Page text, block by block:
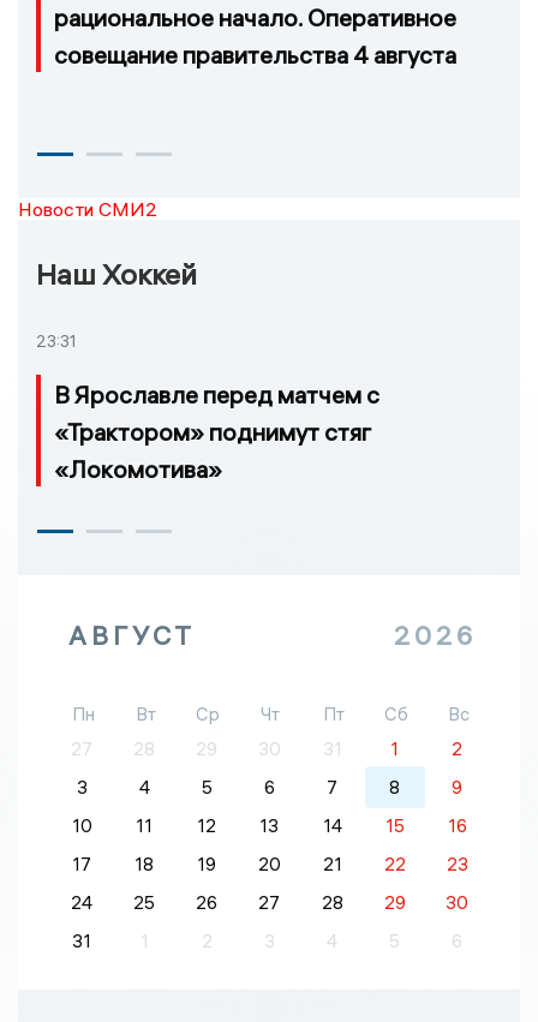
рациональное начало. Оперативное
совещание правительства 4 августа
Новости СМИ2
Наш Хоккей
23:31
В Ярославле перед матчем с
«Трактором» поднимут стяг
«Локомотива»
АВГУСТ 2026
Пн Вт Ср Чт Пт Сб
Вс
27
28 29 30 31 1
2
3
4 5 6 7 8
9
10
11 12 13 14 15
16
17
18 19 20 21 22
23
24
25 26 27 28 29
30
31
1 2 3 4 5 6